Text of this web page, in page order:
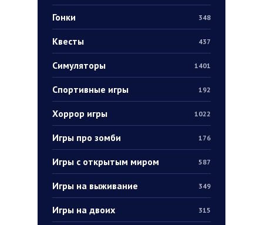
Гонки 348
Квесты 437
Симуляторы 1401
Спортивные игры 192
Хоррор игры 1022
Игры про зомби 176
Игры с открытым миром 587
Игры на выживание 349
Игры на двоих 315